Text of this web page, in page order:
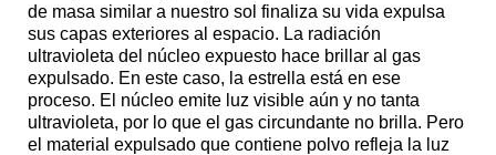
de masa similar a nuestro sol finaliza su vida expulsa
sus capas exteriores al espacio. La radiación
ultravioleta del núcleo expuesto hace brillar al gas
expulsado. En este caso, la estrella está en ese
proceso. El núcleo emite luz visible aún y no tanta
ultravioleta, por lo que el gas circundante no brilla. Pero
el material expulsado que contiene polvo refleja la luz